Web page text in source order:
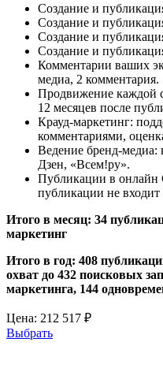
Создание и
Создание и
Создание и
Создание и
Комментарии ваших
медиа, 2 комментария.
Продвижение каждой
12 месяцев после
Крауд-маркетинг:
комментариями,
Ведение бренд-медиа:
Дзен, «Всем!ру».
Публикации в
публикации не входит
Итого в месяц: 34
маркетинг
Итого в год: 408
охват до 432 поисковых
маркетинга, 144
Цена: 212 517 ₽
Выбрать